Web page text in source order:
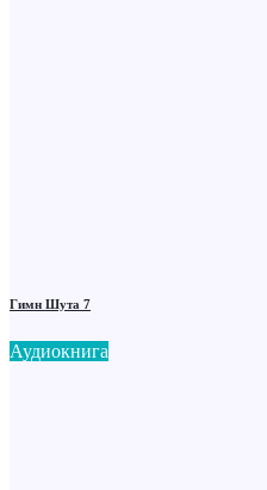
Гимн Шута 7
Аудиокнига